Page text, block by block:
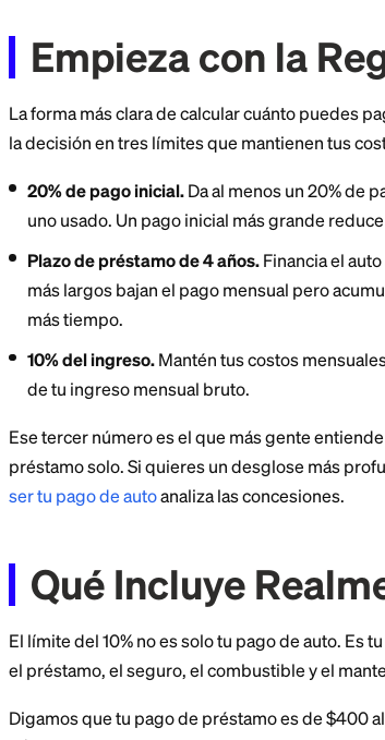
por ti.
Empieza con
La forma más clara de calcular
la decisión en tres límites que
20% de pago inicial.
Plazo de préstamo de 4 años.
más largos bajan el pago
más tiempo.
10% del ingreso.Mantén tus
Ese tercer número es el que más
préstamo solo. Si quieres un
ser tu pago de autoanaliza las